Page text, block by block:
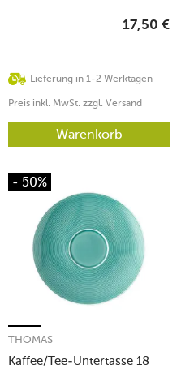
Lieferung in 1-2 Werktagen
17,50 €
Preis inkl. MwSt. zzgl. Versand
Warenkorb
- 50%
Kaffee/Tee-Untertasse 18
THOMAS